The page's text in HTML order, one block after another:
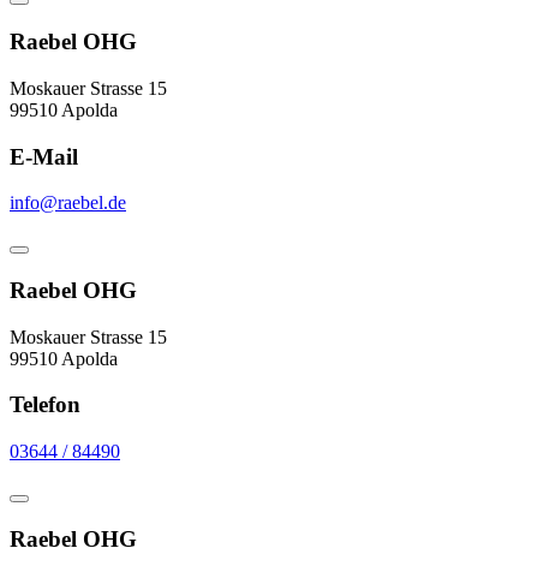
Raebel OHG
Moskauer Strasse 15
99510 Apolda
E-Mail
info@raebel.de
Raebel OHG
Moskauer Strasse 15
99510 Apolda
Telefon
03644 / 84490
Raebel OHG